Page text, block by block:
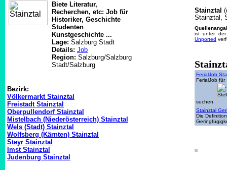
Biete Literatur,
Recherchen, etc: Job für
Historiker, Geschichte
Studenten
Kunstgeschichte ...
Lage: Salzburg Stadt
Details: Job
Region: Salzburg/Salzburg
Stadt/Salzburg
Bezirk:
Völkermarkt Stainztal
Freistadt Stainztal
Oberpullendorf Stainztal
Mistelbach (Niederösterreich) Stainztal
Wels (Stadt) Stainztal
Wolfsberg (Kärnten) Stainztal
Steyr Stainztal
Imst Stainztal
Judenburg Stainztal
Stainztal
Stainztal,
ist unter
Unported
FerialJob
FerialJob für
suchen.
Stainztal
Die